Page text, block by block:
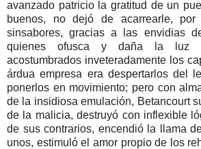
avanzado patricio la gratitud de un
buenos, no dejó de acarrearle, por
sinsabores, gracias a las envidias
quienes ofusca y daña la luz
acostumbrados inveteradamente los
árdua empresa era despertarlos del
ponerlos en movimiento; pero con
de la insidiosa emulación, Betancourt
de la malicia, destruyó con inflexible
de sus contrarios, encendió la llama
unos, estimuló el amor propio de los